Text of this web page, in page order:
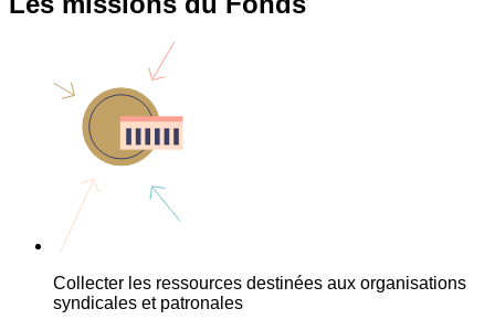
Collecter les ressources destinées aux organisations
syndicales et patronales